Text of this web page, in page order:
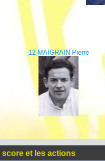
12-MAIGRAIN Pierre
et les actions